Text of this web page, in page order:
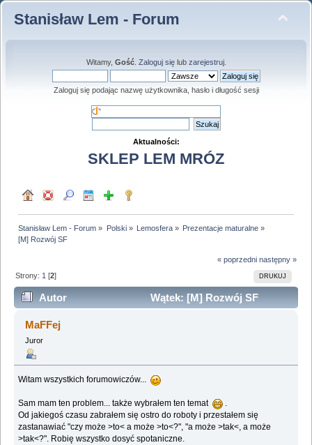
Stanisław Lem - Forum
Witamy, Gość. Zaloguj sięlub zarejestruj.
Zaloguj się podając nazwę użytkownika, hasło i długość sesji
Aktualności:
SKLEP LEM MRÓZ
Stanisław Lem - Forum » Polski» Lemosfera» Prezentacje maturalne »
[M] Rozwój SF
« poprzedni następny »
DRUKUJ
Strony: 1 [2]
Autor
Wątek: [M] Rozwój SF
(Przeczytany 64661 razy)
MaFFej
Juror
Witam wszystkich forumowiczów...
Sam mam ten problem... także wybrałem ten temat
.
Od jakiegoś czasu zabrałem się ostro do roboty i przestałem się
zastanawiać "czy może >to< a może >to<?", "a może >tak<, a może
>tak<?". Robię wszystko dosyć spotaniczne.